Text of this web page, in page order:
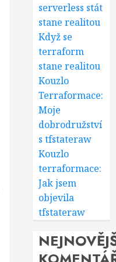
serverless stát
stane realitou
Když se
terraform
stane realitou
Kouzlo
Terraformace:
Moje
dobrodružství
s tfstateraw
Kouzlo
terraformace:
Jak jsem
objevila
tfstateraw